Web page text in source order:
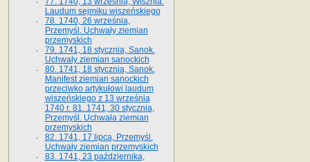
Laudum sejmiku wiszeńskiego
78. 1740, 26 września,
Przemyśl. Uchwały ziemian
przemyskich
79. 1741, 18 stycznia, Sanok.
Uchwały ziemian sanockich
80. 1741, 18 stycznia, Sanok.
Manifest ziemian sanockich
przeciwko artykułowi laudum
wiszeńskiego z 13 wrze­śnia
1740 r. 81. 1741, 30 stycznia,
Przemyśl. Uchwała ziemian
przemyskich
82. 1741, 17 lipca, Przemyśl.
Uchwały ziemian przemyskich
83. 1741, 23 października,